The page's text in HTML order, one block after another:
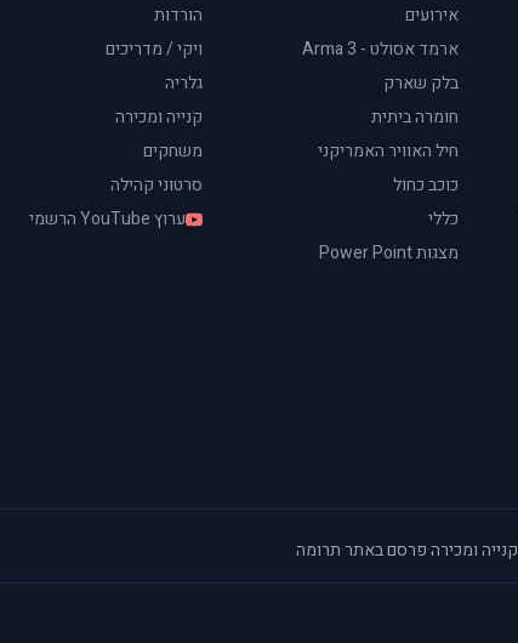
אירועים
ארמד אסולט - Arma 3
בלק שארק
חומרה ביתית
חיל האוויר האמריקני
כוכב כחול
כללי
מצגות Power Point
הורדות
ויקי / מדריכים
גלריה
קנייה ומכירה
משחקים
סרטוני קהילה
ערוץ YouTube הרשמי
קנייה ומכירה·פרסם באתר·תרומה